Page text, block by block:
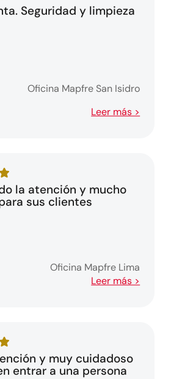
la atención y mucho
sus clientes
Oficina Mapfre Lima
Leer más >
y muy cuidadoso
entrar a una persona
Seguridad y limpieza
Oficina Mapfre San Isidro
Leer más >